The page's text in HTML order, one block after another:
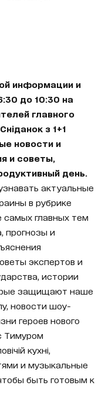
информации и
до 10:30 на
главного
з 1+1
новости и
и советы,
день.
актуальные
в рубрике
самых главных тем
прогнозы и
экспертов и
истории
защищают наше
новости шоу-
героев нового
Тимуром
кухні,
и музыкальные
быть готовым к